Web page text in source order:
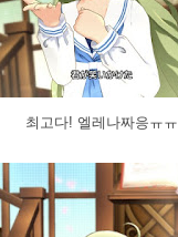
최고다! 엘레나짜응ㅠㅠ